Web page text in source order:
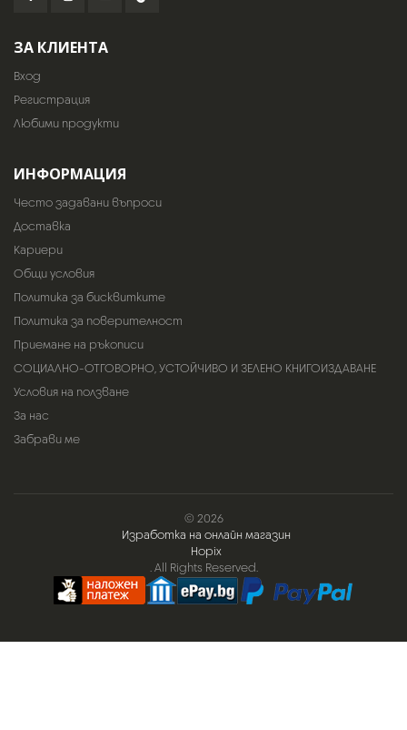
ЗА КЛИЕНТА
Вход
Регистрация
Любими продукти
ИНФОРМАЦИЯ
Често задавани въпроси
Доставка
Кариери
Общи условия
Политика за бисквитките
Политика за поверителност
Приемане на ръкописи
СОЦИАЛНО-ОТГОВОРНО, УСТОЙЧИВО И ЗЕЛЕНО КНИГОИЗДАВАНЕ
Условия на ползване
За нас
Забрави ме
© 2026
Изработка на онлайн магазин
Hopix
. All Rights Reserved.